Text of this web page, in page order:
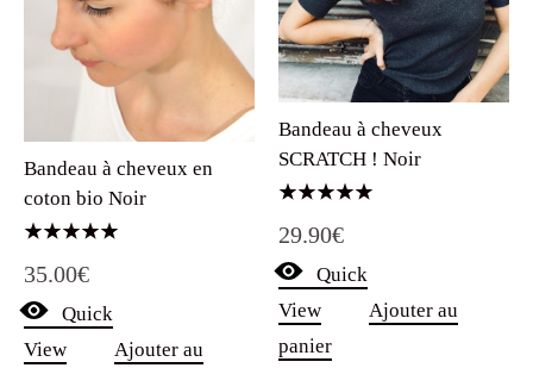
Bandeau à cheveux en
coton bio Noir
5.00
35.00€
Quick
View
Ajouter au
Bandeau à cheveux
SCRATCH ! Noir
5.00
29.90€
Quick
View
Ajouter au
panier